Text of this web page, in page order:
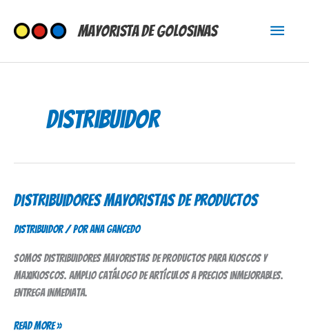
contenido
Mayorista de Golosinas
Menú
Distribuidor
Distribuidores Mayoristas de Productos
Distribuidor/ PorAna Gancedo
Somos distribuidores mayoristas de productos para kioscos y
maxikioscos. Amplio catálogo de artículos a precios inmejorables.
Entrega inmediata.
Distribuidores
de
Read More »